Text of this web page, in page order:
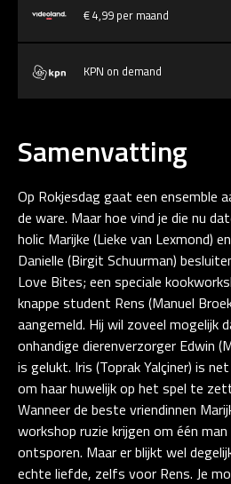
€ 4,99 per maand
KPN on demand
Samenvatting
Op Rokjesdag gaat een ensemble
de ware. Maar hoe vind je die nu
holic Marijke (Lieke van Lexmond)
Danielle (Birgit Schuurman)
Love Bites; een speciale
knappe student Rens (Manuel
aangemeld. Hij wil zoveel mogelijk
onhandige dierenverzorger Edwin
is gelukt. Iris (Toprak Yalçiner) is
om haar huwelijk op het spel te
Wanneer de beste vriendinnen
workshop ruzie krijgen om één
ontsporen. Maar er blijkt wel
echte liefde, zelfs voor Rens. Je